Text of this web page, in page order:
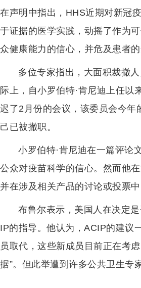
在声明中指出，HHS近期对新冠
于证据的医学实践，动摇了作为
众健康能力的信心，并危及患者的
多位专家指出，大面积裁撤
际上，自小罗伯特·肯尼迪上任
迟了2月份的会议，该委员会今年
己已被撤职。
小罗伯特·肯尼迪在一篇评论
公众对疫苗科学的信心。然而他
并在涉及相关产品的讨论或投票中
布鲁尔表示，美国人在决定
IP的指导。他认为，ACIP的建议
员取代，这些新成员目前正在考
据”。但此举遭到许多公共卫生专